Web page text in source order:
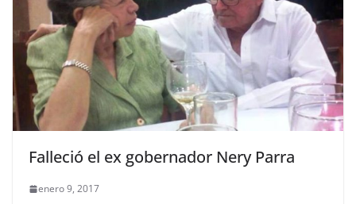
Falleció el ex gobernador Nery Parra
enero 9, 2017